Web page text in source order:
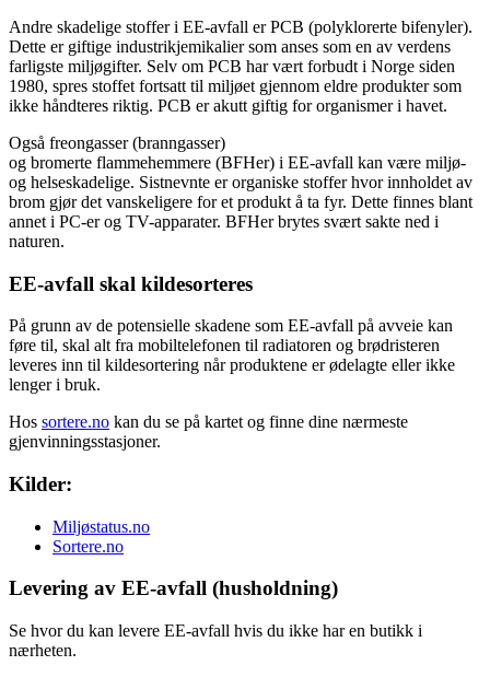
Andre skadelige stoffer i EE-avfall er PCB (polyklorerte bifenyler).
Dette er giftige industrikjemikalier som anses som en av verdens
farligste miljøgifter. Selv om PCB har vært forbudt i Norge siden
1980, spres stoffet fortsatt til miljøet gjennom eldre produkter som
ikke håndteres riktig. PCB er akutt giftig for organismer i havet.
Også freongasser (branngasser)
og bromerte flammehemmere (BFHer) i EE-avfall kan være miljø-
og helseskadelige. Sistnevnte er organiske stoffer hvor innholdet av
brom gjør det vanskeligere for et produkt å ta fyr. Dette finnes blant
annet i PC-er og TV-apparater. BFHer brytes svært sakte ned i
naturen.
EE-avfall skal kildesorteres
På grunn av de potensielle skadene som EE-avfall på avveie kan
føre til, skal alt fra mobiltelefonen til radiatoren og brødristeren
leveres inn til kildesortering når produktene er ødelagte eller ikke
lenger i bruk.
Hos sortere.no kan du se på kartet og finne dine nærmeste
gjenvinningsstasjoner.
Kilder:
Miljøstatus.no
Sortere.no
Levering av EE-avfall (husholdning)
Se hvor du kan levere EE-avfall hvis du ikke har en butikk i
nærheten.